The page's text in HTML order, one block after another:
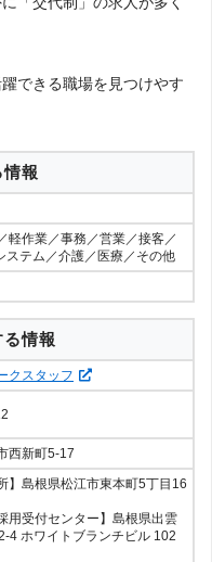
できる職場を見つけやす
報
軽作業／事務／営業／接客／
ステム／介護／医療／その他
情報
クスタッフ
西新町5-17
】島根県松江市東本町5丁目16
用受付センター】島根県出雲
4 ホワイトブランチビル 102